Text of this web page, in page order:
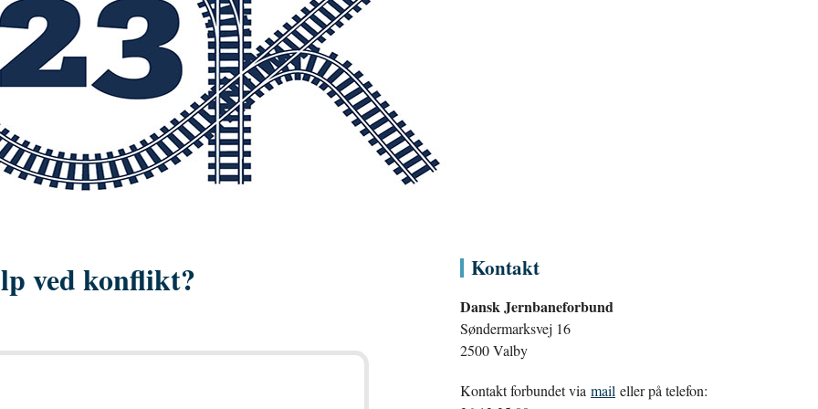
ved konflikt? Kontakt
Dansk Jernbaneforbund
Søndermarksvej 16
2500 Valby
Kontakt forbundet via mail eller på telefon: